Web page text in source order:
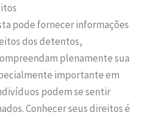
pode fornecer informações
dos detentos,
plenamente sua
importante em
podem se sentir
Conhecer seus direitos é